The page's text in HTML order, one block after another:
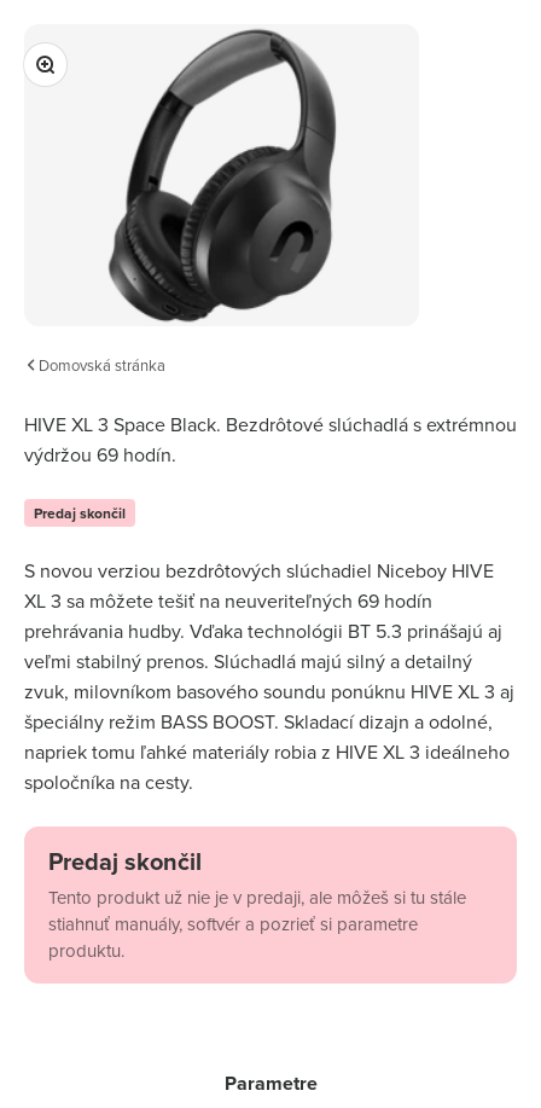
Priblížiť
Domovská stránka
HIVE XL 3 Space Black. Bezdrôtové slúchadlá s extrémnou
výdržou 69 hodín.
Predaj skončil
S novou verziou bezdrôtových slúchadiel Niceboy HIVE
XL 3 sa môžete tešiť na neuveriteľných 69 hodín
prehrávania hudby. Vďaka technológii BT 5.3 prinášajú aj
veľmi stabilný prenos. Slúchadlá majú silný a detailný
zvuk, milovníkom basového soundu ponúknu HIVE XL 3 aj
špeciálny režim BASS BOOST. Skladací dizajn a odolné,
napriek tomu ľahké materiály robia z HIVE XL 3 ideálneho
spoločníka na cesty.
Predaj skončil
Tento produkt už nie je v predaji, ale môžeš si tu stále
stiahnuť manuály, softvér a pozrieť si parametre
produktu.
Parametre